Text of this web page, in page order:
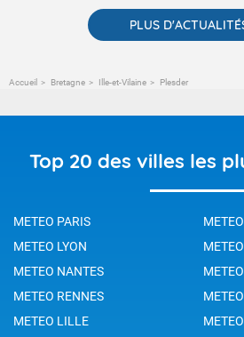
PLUS
Accueil Bretagne Ille-et-Vilaine Plesder
Top 20 des villes les
METEO PARIS
METEO LYON
METEO NANTES
METEO RENNES
METEO LILLE